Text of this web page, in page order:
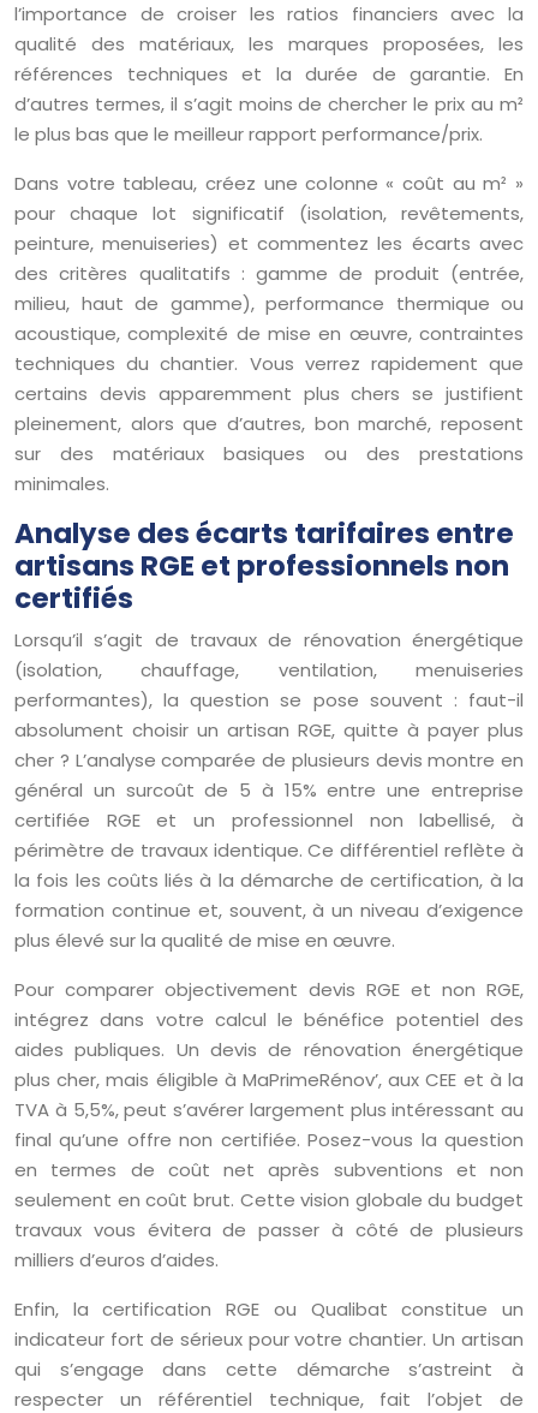
l’importance de croiser les ratios financiers avec la
qualité des matériaux, les marques proposées, les
références techniques et la durée de garantie. En
d’autres termes, il s’agit moins de chercher le prix au m²
le plus bas que le meilleur rapport performance/prix.
Dans votre tableau, créez une colonne « coût au m² »
pour chaque lot significatif (isolation, revêtements,
peinture, menuiseries) et commentez les écarts avec
des critères qualitatifs : gamme de produit (entrée,
milieu, haut de gamme), performance thermique ou
acoustique, complexité de mise en œuvre, contraintes
techniques du chantier. Vous verrez rapidement que
certains devis apparemment plus chers se justifient
pleinement, alors que d’autres, bon marché, reposent
sur des matériaux basiques ou des prestations
minimales.
Analyse des écarts tarifaires entre
artisans RGE et professionnels non
certifiés
Lorsqu’il s’agit de travaux de rénovation énergétique
(isolation, chauffage, ventilation, menuiseries
performantes), la question se pose souvent : faut-il
absolument choisir un artisan RGE, quitte à payer plus
cher ? L’analyse comparée de plusieurs devis montre en
général un surcoût de 5 à 15% entre une entreprise
certifiée RGE et un professionnel non labellisé, à
périmètre de travaux identique. Ce différentiel reflète à
la fois les coûts liés à la démarche de certification, à la
formation continue et, souvent, à un niveau d’exigence
plus élevé sur la qualité de mise en œuvre.
Pour comparer objectivement devis RGE et non RGE,
intégrez dans votre calcul le bénéfice potentiel des
aides publiques. Un devis de rénovation énergétique
plus cher, mais éligible à MaPrimeRénov’, aux CEE et à la
TVA à 5,5%, peut s’avérer largement plus intéressant au
final qu’une offre non certifiée. Posez-vous la question
en termes de coût net après subventions et non
seulement en coût brut. Cette vision globale du budget
travaux vous évitera de passer à côté de plusieurs
milliers d’euros d’aides.
Enfin, la certification RGE ou Qualibat constitue un
indicateur fort de sérieux pour votre chantier. Un artisan
qui s’engage dans cette démarche s’astreint à
respecter un référentiel technique, fait l’objet de